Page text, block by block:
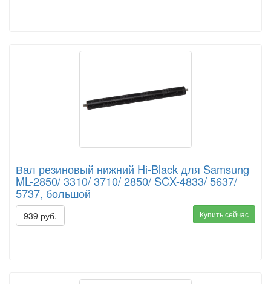
Вал резиновый нижний Hi-Black для Samsung
ML-2850/ 3310/ 3710/ 2850/ SCX-4833/ 5637/
5737, большой
939 руб. Купить сейчас